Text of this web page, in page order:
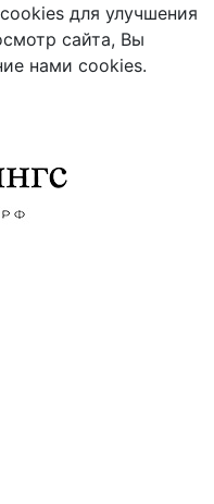
для улучшения
сайта, Вы
нами cookies.